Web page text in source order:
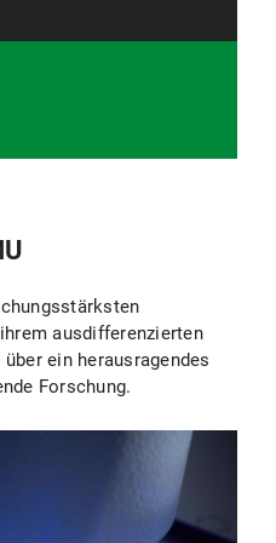
ausdifferenzierten
ein herausragendes
Forschung.